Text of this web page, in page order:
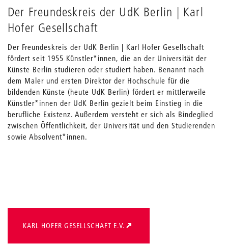
Der Freundeskreis der UdK Berlin | Karl
Hofer Gesellschaft
Der Freundeskreis der UdK Berlin | Karl Hofer Gesellschaft
fördert seit 1955 Künstler*innen, die an der Universität der
Künste Berlin studieren oder studiert haben. Benannt nach
dem Maler und ersten Direktor der Hochschule für die
bildenden Künste (heute UdK Berlin) fördert er mittlerweile
Künstler*innen der UdK Berlin gezielt beim Einstieg in die
berufliche Existenz. Außerdem versteht er sich als Bindeglied
zwischen Öffentlichkeit, der Universität und den Studierenden
sowie Absolvent*innen.
KARL HOFER GESELLSCHAFT E.V.